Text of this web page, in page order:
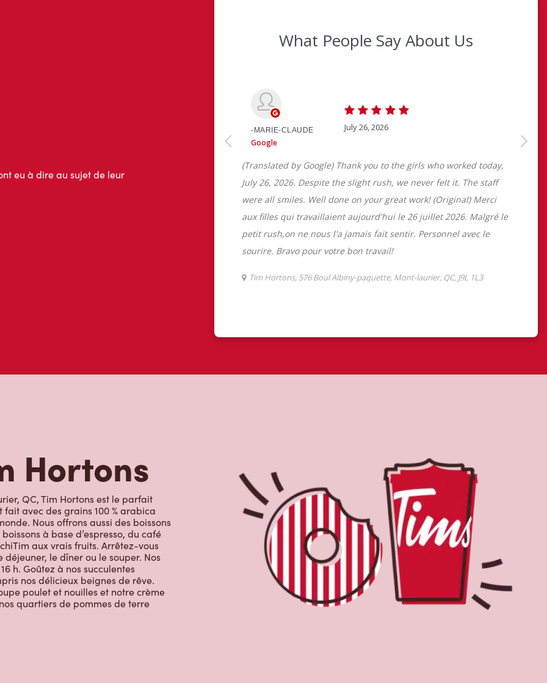
Hortons
aux vrais fruits. Arrêtez-vous
le dîner ou le souper. Nos
h. Goûtez à nos succulentes
nos délicieux beignes de rêve.
poulet et nouilles et notre crème
quartiers de pommes de terre